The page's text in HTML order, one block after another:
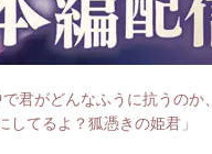
で君がどんなふうに抗うのか、
してるよ？狐憑きの姫君」